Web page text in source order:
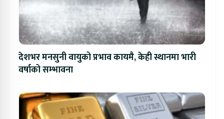
देशभर मनसुनी वायुको प्रभाव कायमै, केही स्थानमा भारी
वर्षाको सम्भावना